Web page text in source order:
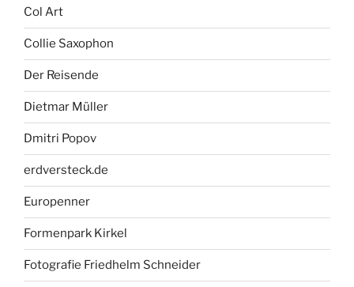
Col Art
Collie Saxophon
Der Reisende
Dietmar Müller
Dmitri Popov
erdversteck.de
Europenner
Formenpark Kirkel
Fotografie Friedhelm Schneider